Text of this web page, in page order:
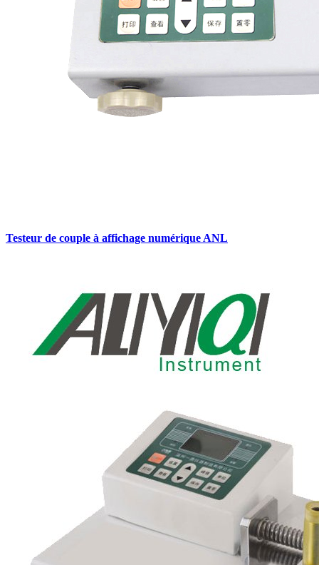
Testeur de couple à affichage numérique ANL